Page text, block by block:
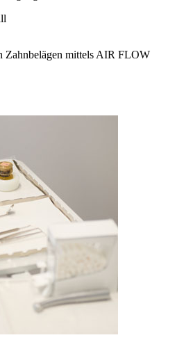
Zahnbelägen mittels AIR FLOW